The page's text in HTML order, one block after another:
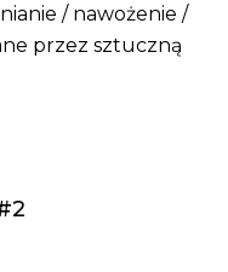
/ nawożenie /
przez sztuczną